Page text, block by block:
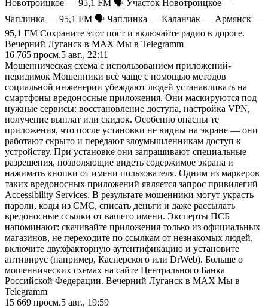
Новотроицкое — 95,1 FM 🗣 Участок Новотроицкое —
Чаплинка — 95,1 FM 🗣 Чаплинка — Каланчак — Армянск —
95,1 FM Сохраните этот пост и включайте радио в дороге.
Вечерний Луганск в MAX Мы в Telegramm
16 765 просм.5 авг., 22:11
Мошенническая схема с использованием приложений-
невидимок Мошенники всё чаще с помощью методов
социальной инженерии убеждают людей устанавливать на
смартфоны вредоносные приложения. Они маскируются под
нужные сервисы: восстановление доступа, настройка VPN,
получение выплат или скидок. Особенно опасны те
приложения, что после установки не видны на экране — они
работают скрыто и передают злоумышленникам доступ к
устройству. При установке они запрашивают специальные
разрешения, позволяющие видеть содержимое экрана и
нажимать кнопки от имени пользователя. Одним из маркеров
таких вредоносных приложений является запрос привилегий
Accessibility Services. В результате мошенники могут украсть
пароли, коды из СМС, списать деньги и даже рассылать
вредоносные ссылки от вашего имени. Эксперты ПСБ
напоминают: скачивайте приложения только из официальных
магазинов, не переходите по ссылкам от незнакомых людей,
включите двухфакторную аутентификацию и установите
антивирус (например, Касперского или DrWeb). Больше о
мошеннических схемах на сайте Центрального Банка
Российской Федерации. Вечерний Луганск в MAX Мы в
Telegramm
15 669 просм.5 авг., 19:59